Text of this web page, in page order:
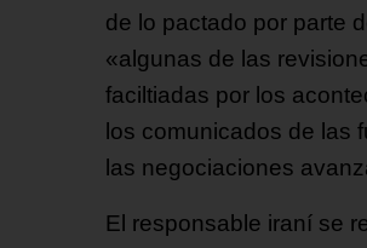
de lo pactado por parte
«algunas de las
faciltiadas por los
los comunicados de las
las negociaciones
El responsable iraní se